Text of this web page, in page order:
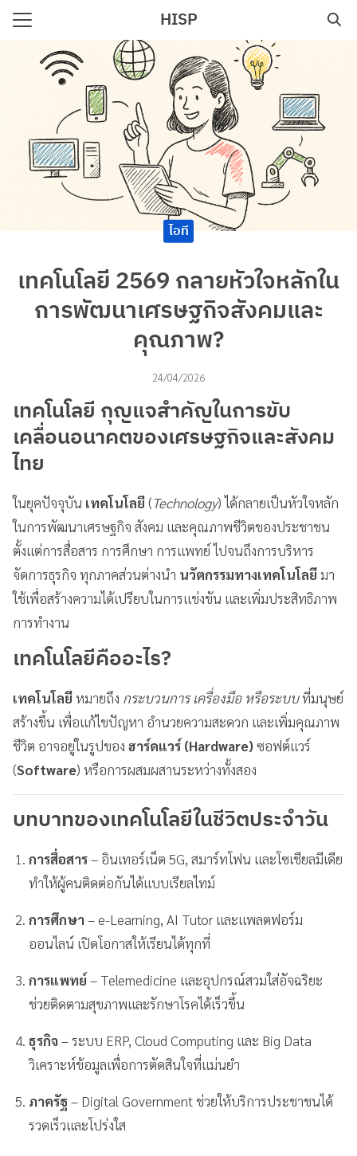
Skip
HISP
ไอที
เทคโนโลยี 2569 กลายหัวใจหลักใน
การพัฒนาเศรษฐกิจสังคมและ
คุณภาพ?
24/04/2026
เทคโนโลยี กุญแจสำคัญในการขับ
เคลื่อนอนาคตของเศรษฐกิจและสังคม
ไทย
ในยุคปัจจุบัน เทคโนโลยี(Technology) ได้กลายเป็นหัวใจหลัก
ในการพัฒนาเศรษฐกิจ สังคม และคุณภาพชีวิตของประชาชน
ตั้งแต่การสื่อสาร การศึกษา การแพทย์ ไปจนถึงการบริหาร
จัดการธุรกิจ ทุกภาคส่วนต่างนำ นวัตกรรมทางเทคโนโลยีมา
ใช้เพื่อสร้างความได้เปรียบในการแข่งขัน และเพิ่มประสิทธิภาพ
การทำงาน
เทคโนโลยีคืออะไร?
เทคโนโลยีหมายถึง กระบวนการ เครื่องมือ หรือระบบที่มนุษย์
สร้างขึ้น เพื่อแก้ไขปัญหา อำนวยความสะดวก และเพิ่มคุณภาพ
ชีวิต อาจอยู่ในรูปของ ฮาร์ดแวร์ (Hardware) ซอฟต์แวร์
(Software) หรือการผสมผสานระหว่างทั้งสอง
บทบาทของเทคโนโลยีในชีวิตประจำวัน
การสื่อสาร– อินเทอร์เน็ต 5G, สมาร์ทโฟน และโซเชียลมีเดีย
ทำให้ผู้คนติดต่อกันได้แบบเรียลไทม์
การศึกษา– e-Learning, AI Tutor และแพลตฟอร์ม
ออนไลน์ เปิดโอกาสให้เรียนได้ทุกที่
การแพทย์– Telemedicine และอุปกรณ์สวมใส่อัจฉริยะ
ช่วยติดตามสุขภาพและรักษาโรคได้เร็วขึ้น
ธุรกิจ– ระบบ ERP, Cloud Computing และ Big Data
วิเคราะห์ข้อมูลเพื่อการตัดสินใจที่แม่นยำ
ภาครัฐ– Digital Government ช่วยให้บริการประชาชนได้
รวดเร็วและโปร่งใส